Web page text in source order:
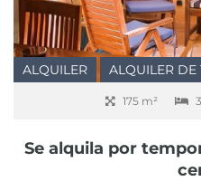
ALQUILER ALQUILER
175 m²
Se alquila por